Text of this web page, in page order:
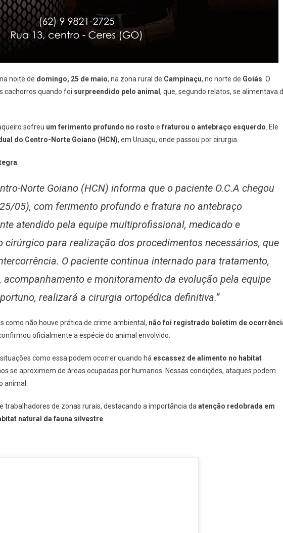
noite de domingo, 25 de maio, na zona rural de Campinaçu, no norte de Goiás . O
cachorros quando foi surpreendido pelo animal , que, segundo relatos, se alimentava
sofreu um ferimento profundo no rosto e fraturou o antebraço esquerdo . Ele
do Centro-Norte Goiano (HCN), em Uruaçu, onde passou por cirurgia.
:
Norte Goiano (HCN) informa que o paciente O.C.A chegou
05), com ferimento profundo e fratura no antebraço
atendido pela equipe multiprofissional, medicado e
cirúrgico para realização dos procedimentos necessários, que
O paciente continua internado para tratamento,
e monitoramento da evolução pela equipe
realizará a cirurgia ortopédica definitiva.”
como não houve prática de crime ambiental, não foi registrado boletim de
oficialmente a espécie do animal envolvido.
como essa podem ocorrer quando há escassez de alimento no habitat
se aproximem de áreas ocupadas por humanos. Nessas condições, ataques podem
animal.
trabalhadores de zonas rurais, destacando a importância da atenção redobrada em
natural da fauna silvestre